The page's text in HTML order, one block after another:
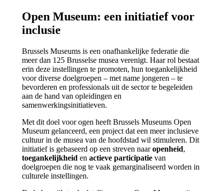
Open Museum: een initiatief voor
inclusie
Brussels Museums is een onafhankelijke federatie die
meer dan 125 Brusselse musea verenigt. Haar rol bestaat
erin deze instellingen te promoten, hun toegankelijkheid
voor diverse doelgroepen – met name jongeren – te
bevorderen en professionals uit de sector te begeleiden
aan de hand van opleidingen en
samenwerkingsinitiatieven.
Met dit doel voor ogen heeft Brussels Museums Open
Museum gelanceerd, een project dat een meer inclusieve
cultuur in de musea van de hoofdstad wil stimuleren. Dit
initiatief is gebaseerd op een streven naaropenheid,
toegankelijkheid en actieve participatie van
doelgroepen die nog te vaak gemarginaliseerd worden in
culturele instellingen.